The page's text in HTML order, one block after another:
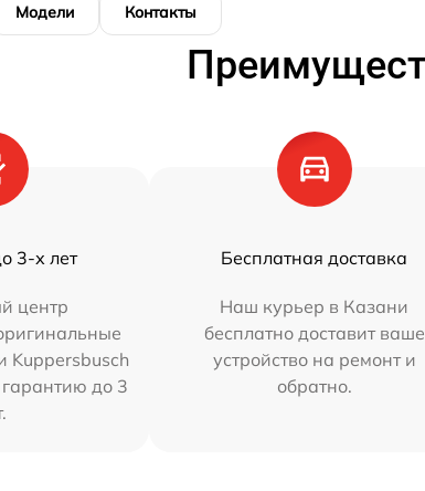
Модели Контакты
3-х лет
центр
Kuppersbusch
до 3
Бесплатная доставка
Наш курьер в Казани
бесплатно доставит ваше
устройство на ремонт и
обратно.